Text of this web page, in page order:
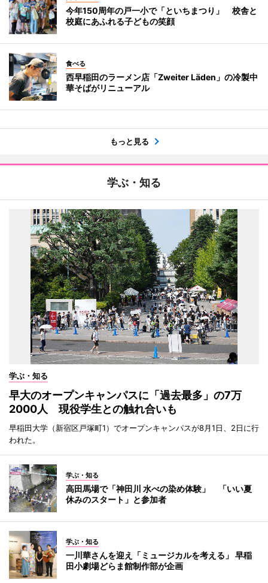
今年150周年の戸一小で「といちまつり」 校舎と
校庭にあふれる子どもの笑顔
食べる
西早稲田のラーメン店「Zweiter Läden」の冷製中
華そばがリニューアル
もっと見る
学ぶ・知る
学ぶ・知る
早大のオープンキャンパスに「過去最多」の7万
2000人 現役学生との触れ合いも
早稲田大学（新宿区戸塚町1）でオープンキャンパスが8月1日、2日に行
われた。
学ぶ・知る
高田馬場で「神田川 水べの染め体験」 「いい夏
休みのスタート」と参加者
学ぶ・知る
一川華さんを迎え「ミュージカルを考える」 早稲
田小劇場どらま館制作部が企画